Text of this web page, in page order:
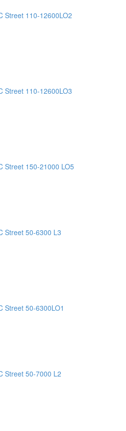
Street 110-12600LO2
Street 110-12600LO3
Street 150-21000 LO5
Street 50-6300 L3
Street 50-6300LO1
Street 50-7000 L2